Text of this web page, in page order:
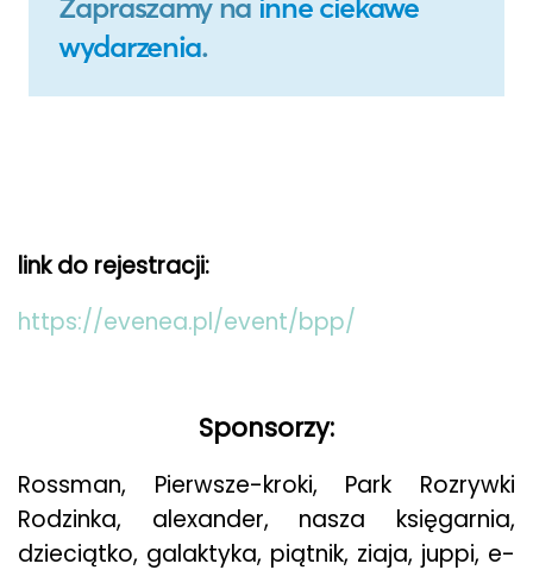
link do rejestracji:
https://evenea.pl/event/bpp/
Sponsorzy:
Rossman, Pierwsze-kroki, Park Rozrywki
Rodzinka, alexander, nasza księgarnia,
dzieciątko, galaktyka, piątnik, ziaja, juppi, e-